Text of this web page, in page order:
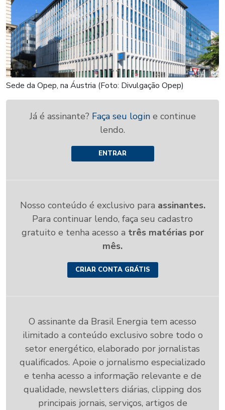
Sede da Opep, na Áustria (Foto: Divulgação Opep)
Já é assinante? Faça seu login e continue
lendo.
ENTRAR
Nosso conteúdo é exclusivo para assinantes.
Para continuar lendo, faça seu cadastro
gratuito e tenha acesso a três matérias por
mês.
CRIAR CONTA GRÁTIS
O assinante da Brasil Energia tem acesso
ilimitado a conteúdo exclusivo sobre todo o
setor energético, elaborado por jornalistas
qualificados. Apoie o jornalismo especializado
e tenha acesso a informação relevante e de
qualidade, newsletters diárias, clipping dos
principais jornais, serviços, artigos de